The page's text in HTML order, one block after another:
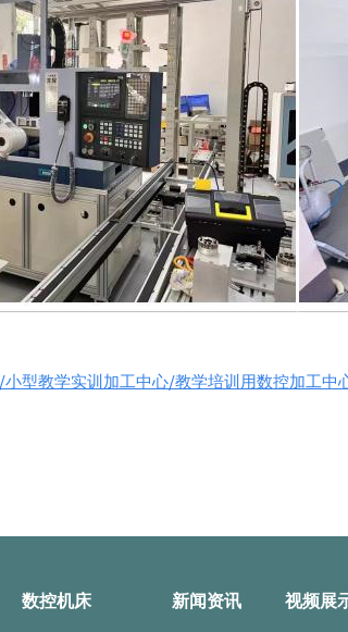
型教学实训加工中心/教学培训用数控加工
数控机床 新闻资讯 视频展